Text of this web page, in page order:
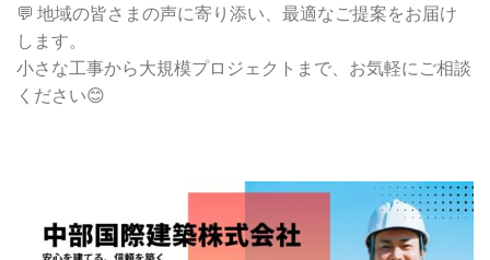
💬 地域の皆さまの声に寄り添い、最適なご提案をお届け
します。
小さな工事から大規模プロジェクトまで、お気軽にご相談
ください😊